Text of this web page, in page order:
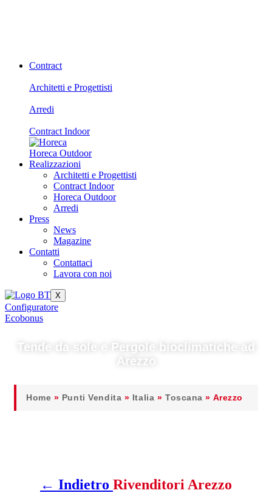
Contract
Architetti e Progettisti
Arredi
Contract Indoor
Horeca Outdoor
Realizzazioni
Architetti e Progettisti
Contract Indoor
Horeca Outdoor
Arredi
Press
News
Magazine
Contatti
Contattaci
Lavora con noi
X
Configuratore
Ecobonus
Tende da sole e Pergole bioclimatiche ad
Arezzo
Home » Punti Vendita » Italia » Toscana » Arezzo
← Indietro Rivenditori Arezzo